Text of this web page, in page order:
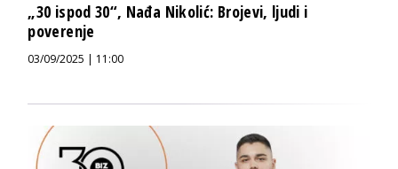
„30 ispod 30“, Nađa Nikolić: Brojevi, ljudi i
poverenje
03/09/2025 | 11:00